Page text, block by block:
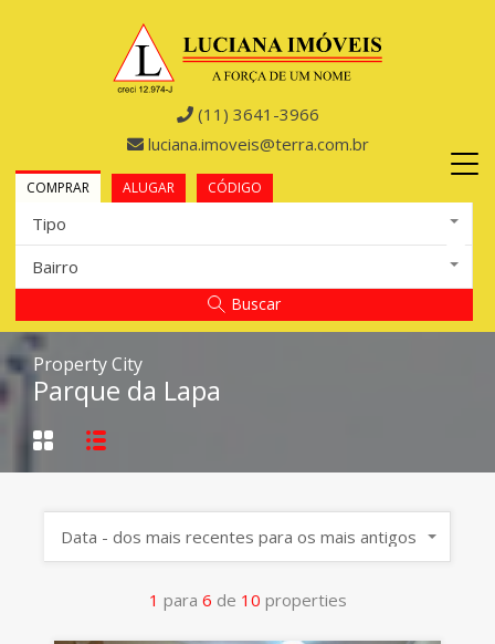
(11) 3641-3966
luciana.imoveis@terra.com.br
COMPRAR ALUGAR CÓDIGO
Tipo
Bairro
Buscar
Property City
Parque da Lapa
1 para 6 de 10 properties
Data - dos mais recentes para os mais antigos